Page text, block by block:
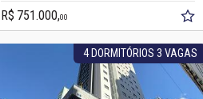
R$ 751.000,00
4 DORMITÓRIOS 3 VAGAS